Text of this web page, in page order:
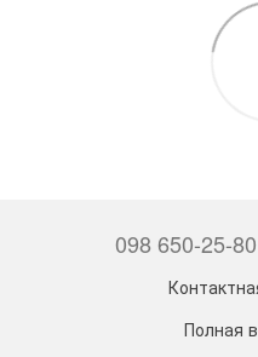
098 650-25-80
Полная